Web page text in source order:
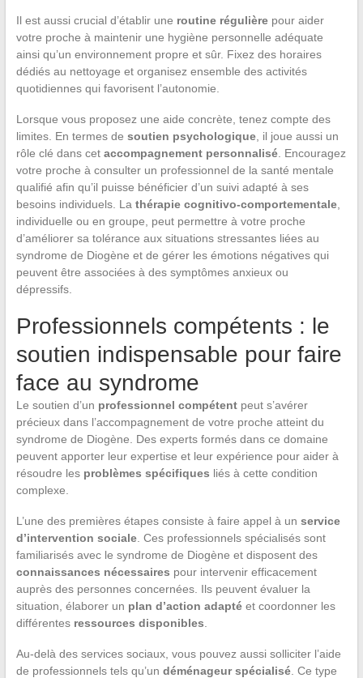
Il est aussi crucial d’établir une routine régulièrepour aider
votre proche à maintenir une hygiène personnelle adéquate
ainsi qu’un environnement propre et sûr. Fixez des horaires
dédiés au nettoyage et organisez ensemble des activités
quotidiennes qui favorisent l’autonomie.
Lorsque vous proposez une aide concrète, tenez compte des
limites. En termes de soutien psychologique, il joue aussi un
rôle clé dans cet accompagnement personnalisé. Encouragez
votre proche à consulter un professionnel de la santé mentale
qualifié afin qu’il puisse bénéficier d’un suivi adapté à ses
besoins individuels. La thérapie cognitivo-comportementale,
individuelle ou en groupe, peut permettre à votre proche
d’améliorer sa tolérance aux situations stressantes liées au
syndrome de Diogène et de gérer les émotions négatives qui
peuvent être associées à des symptômes anxieux ou
dépressifs.
Professionnels compétents : le
soutien indispensable pour faire
face au syndrome
Le soutien d’un professionnel compétentpeut s’avérer
précieux dans l’accompagnement de votre proche atteint du
syndrome de Diogène. Des experts formés dans ce domaine
peuvent apporter leur expertise et leur expérience pour aider à
résoudre les problèmes spécifiques liés à cette condition
complexe.
L’une des premières étapes consiste à faire appel à un service
d’intervention sociale. Ces professionnels spécialisés sont
familiarisés avec le syndrome de Diogène et disposent des
connaissances nécessaires pour intervenir efficacement
auprès des personnes concernées. Ils peuvent évaluer la
situation, élaborer un plan d’action adaptéet coordonner les
différentes ressources disponibles
Au-delà des services sociaux, vous pouvez aussi solliciter l’aide
de professionnels tels qu’un déménageur spécialisé. Ce type